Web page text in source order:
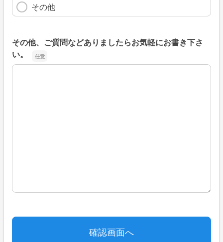
その他
その他、ご質問などありましたらお気軽にお書き下さ
い。
その他、ご質問などありましたらお気軽にお書き下さい。